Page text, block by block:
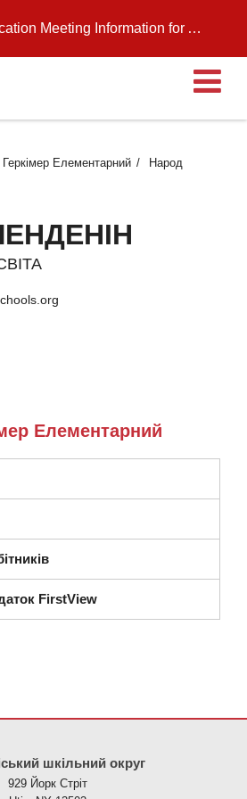
Meeting Information for August 11, 2026
Геркімер Елементарний
Народ
Елементарний
FirstView
шкільний округ
929 Йорк Стріт